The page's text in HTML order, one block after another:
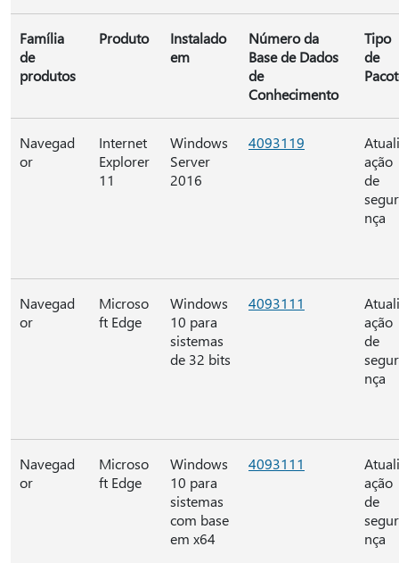
Família
de
produtos
Produto
Instalado
em
Número da
Base de Dados
de
Conhecimento
Tipo
de
Navegad
or
Internet
Explorer
11
Windows
Server
2016
4093119
ação
de
nça
Navegad
or
Microso
ft Edge
Windows
10 para
sistemas
de 32 bits
4093111
ação
de
nça
Navegad
or
Microso
ft Edge
Windows
10 para
sistemas
com base
em x64
4093111
ação
de
nça